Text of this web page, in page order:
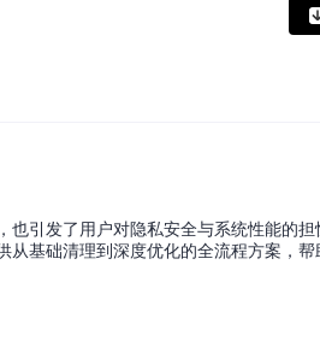
引发了用户对隐私安全与系统性能的
基础清理到深度优化的全流程方案，